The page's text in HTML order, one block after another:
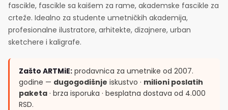
fascikle, fascikle sa kaišem za rame, akademske fascikle za
crteže. Idealno za studente umetničkih akademija,
profesionalne ilustratore, arhitekte, dizajnere, urban
sketchere i kaligrafe.
Zašto ARTMiE: prodavnica za umetnike od 2007.
godine — dugogodišnje iskustvo · milioni poslatih
paketa · brza isporuka · besplatna dostava od 4.000
RSD.